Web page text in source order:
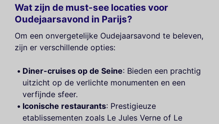
Wat zijn de must-see locaties voor
Oudejaarsavond in Parijs?
Om een onvergetelijke Oudejaarsavond te beleven,
zijn er verschillende opties:
Diner-cruises op de Seine: Bieden een prachtig
uitzicht op de verlichte monumenten en een
verfijnde sfeer.
Iconische restaurants: Prestigieuze
etablissementen zoals Le Jules Verne of Le